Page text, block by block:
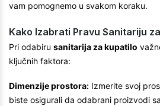
vam pomognemo u svakom koraku.
Kako Izabrati Pravu Sanitariju
Pri odabiru sanitarija za kupatilo
ključnih faktora:
Dimenzije prostora: Izmerite svoj
biste osigurali da odabrani proizvodi